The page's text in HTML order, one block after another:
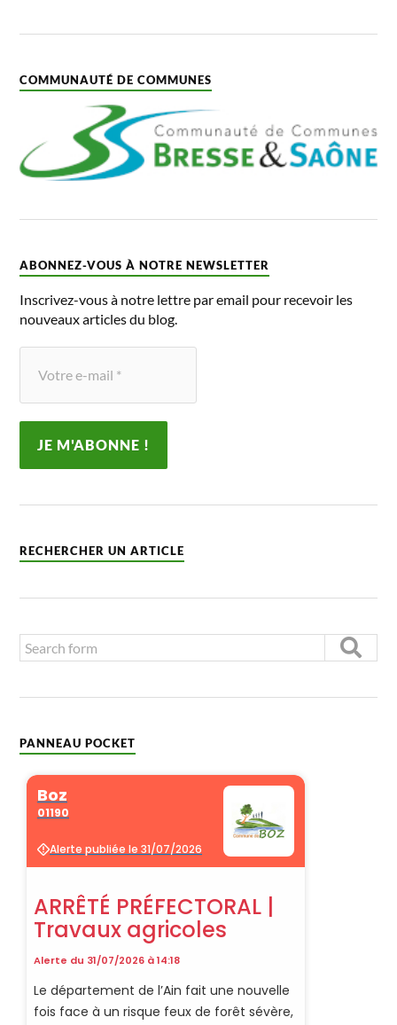
COMMUNAUTÉ DE COMMUNES
ABONNEZ-VOUS À NOTRE NEWSLETTER
Inscrivez-vous à notre lettre par email pour recevoir les
nouveaux articles du blog.
RECHERCHER UN ARTICLE
PANNEAU POCKET